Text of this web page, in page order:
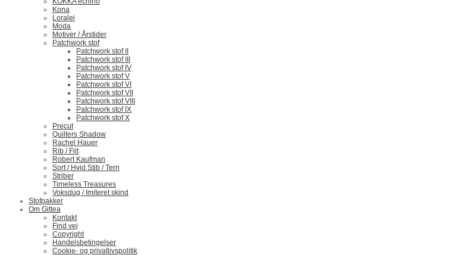
Kona
Loralei
Moda
Motiver / Årstider
Patchwork stof
Patchwork stof II
Patchwork stof III
Patchwork stof IV
Patchwork stof V
Patchwork stof VI
Patchwork stof VII
Patchwork stof VIII
Patchwork stof IX
Patchwork stof X
Precut
Quilters Shadow
Rachel Hauer
Rib / Filt
Robert Kaufman
Sort / Hvid Stib / Tern
Striber
Timeless Treasures
Voksdug / Imiteret skind
Stofpakker
Om Gittea
Kontakt
Find vej
Copyright
Handelsbetingelser
Cookie- og privatlivspolitik